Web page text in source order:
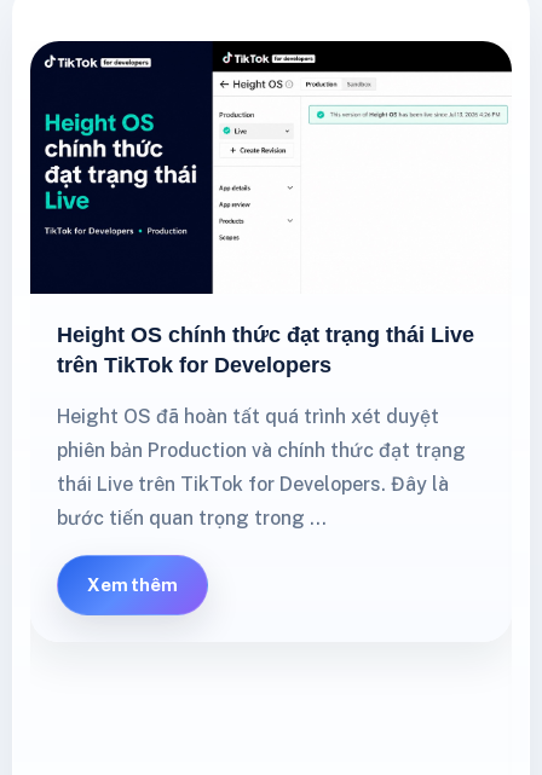
Height OS chính thức đạt trạng thái Live
trên TikTok for Developers
Height OS đã hoàn tất quá trình xét duyệt
phiên bản Production và chính thức đạt trạng
thái Live trên TikTok for Developers. Đây là
bước tiến quan trọng trong …
Xem thêm